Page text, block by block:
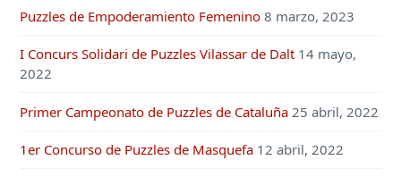
Puzzles de Empoderamiento Femenino 8 marzo, 2023
I Concurs Solidari de Puzzles Vilassar de Dalt 14 mayo,
2022
Primer Campeonato de Puzzles de Cataluña 25 abril, 2022
1er Concurso de Puzzles de Masquefa 12 abril, 2022